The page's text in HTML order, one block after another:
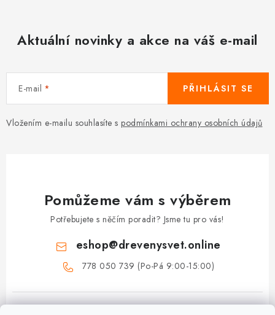
Aktuální novinky a akce na váš e-mail
E-mail
Vložením e-mailu souhlasíte s podmínkami ochrany osobních údajů
PŘIHLÁSIT SE
Pomůžeme vám s výběrem
Potřebujete s něčím poradit? Jsme tu pro vás!
eshop@drevenysvet.online
778 050 739 (Po-Pá 9:00-15:00)